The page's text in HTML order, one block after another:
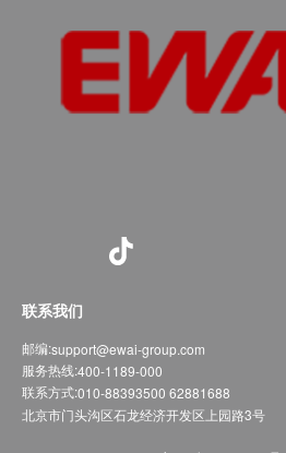
联系我们
邮编:support@ewai-group.com
服务热线:400-1189-000
联系方式:010-88393500 62881688
北京市门头沟区石龙经济开发区上园路3号